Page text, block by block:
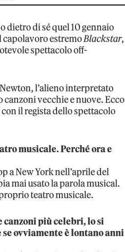
dietro di sé quel 10 gennaio
capolavoro estremoBlackstar,
spettacolo off-
l’alieno interpretato
canzoni vecchie e nuove. Ecco
il regista dello spettacolo
musicale. Perché ora e
a New York nell’aprile del
mai usato la parola musical.
teatro musicale.
canzoni più celebri, lo si
ovviamente è lontano anni